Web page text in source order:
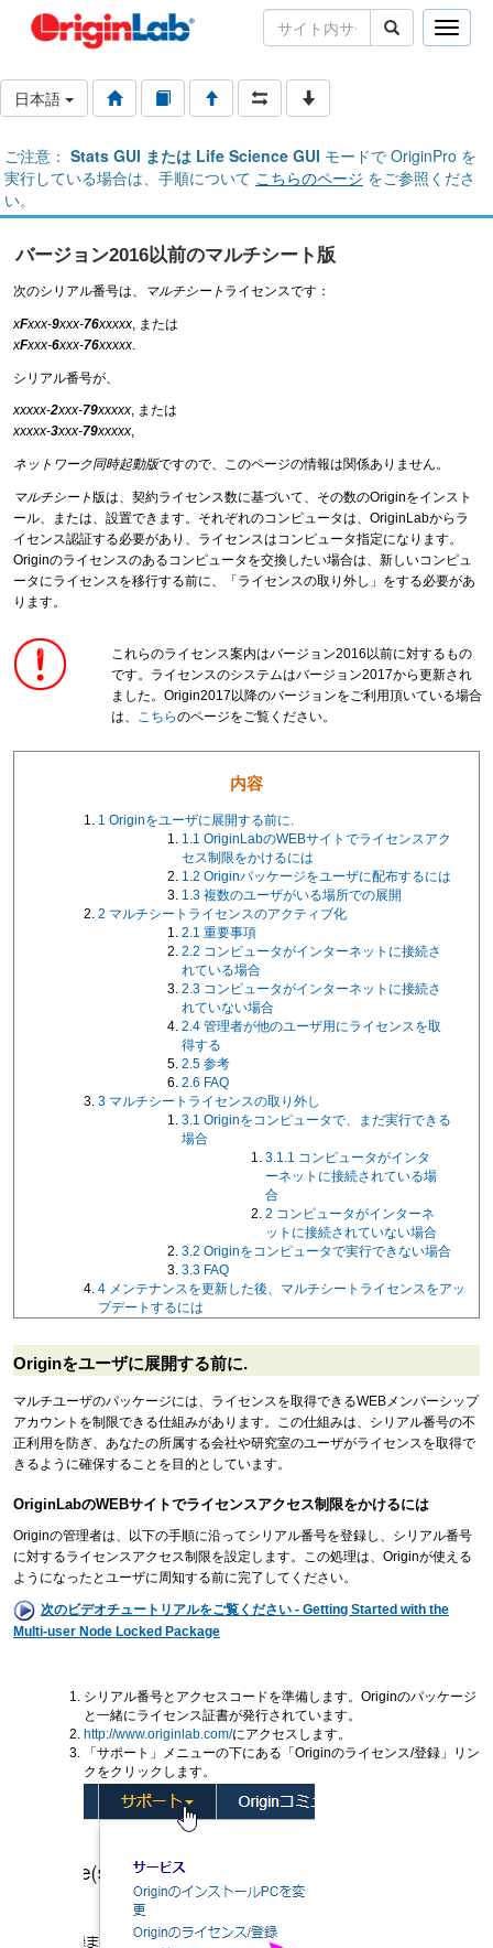
Toggle
日本語
ご注意： Stats GUI または Life Science GUI モードで OriginPro を
実行している場合は、手順について こちらのページ をご参照くださ
い。
バージョン2016以前のマルチシート版
次のシリアル番号は、 マルチシート ライセンスです：
xFxxx-9xxx-76xxxxx, または
xFxxx-6xxx-76xxxxx.
シリアル番号が、
xxxxx-2xxx-79xxxxx, または
xxxxx-3xxx-79xxxxx,
ネットワーク同時起動版ですので、このページの情報は関係ありません。
マルチシート 版は、契約ライセンス数に基づいて、その数のOriginをインスト
ール、または、設置できます。それぞれのコンピュータは、OriginLabからラ
イセンス認証する必要があり、ライセンスはコンピュータ指定になります。
Originのライセンスのあるコンピュータを交換したい場合は、新しいコンピュ
ータにライセンスを移行する前に、「ライセンスの取り外し」をする必要があ
ります。
これらのライセンス案内はバージョン2016以前に対するもの
です。ライセンスのシステムはバージョン2017から更新され
ました。Origin2017以降のバージョンをご利用頂いている場合
は、 こちらのページをご覧ください。
内容
1 Originをユーザに展開する前に.
1.1 OriginLabのWEBサイトでライセンスアク
セス制限をかけるには
1.2 Originパッケージをユーザに配布するには
1.3 複数のユーザがいる場所での展開
2 マルチシートライセンスのアクティブ化
2.1 重要事項
2.2 コンピュータがインターネットに接続さ
れている場合
2.3 コンピュータがインターネットに接続さ
れていない場合
2.4 管理者が他のユーザ用にライセンスを取
得する
2.5 参考
2.6 FAQ
3 マルチシートライセンスの取り外し
3.1 Originをコンピュータで、まだ実行できる
場合
3.1.1 コンピュータがインタ
ーネットに接続されている場
合
2 コンピュータがインターネ
ットに接続されていない場合
3.2 Originをコンピュータで実行できない場合
3.3 FAQ
4 メンテナンスを更新した後、マルチシートライセンスをアッ
プデートするには
Originをユーザに展開する前に.
マルチユーザのパッケージには、ライセンスを取得できるWEBメンバーシップ
アカウントを制限できる仕組みがあります。この仕組みは、シリアル番号の不
正利用を防ぎ、あなたの所属する会社や研究室のユーザがライセンスを取得で
きるように確保することを目的としています。
OriginLabのWEBサイトでライセンスアクセス制限をかけるには
Originの管理者は、以下の手順に沿ってシリアル番号を登録し、シリアル番号
に対するライセンスアクセス制限を設定します。この処理は、Originが使える
ようになったとユーザに周知する前に完了してください。
次のビデオチュートリアルをご覧ください - Getting Started with the
Multi-user Node Locked Package
シリアル番号とアクセスコードを準備します。Originのパッケージ
と一緒にライセンス証書が発行されています。
http://www.originlab.com/にアクセスします。
「サポート」メニューの下にある「Originのライセンス/登録」リン
クをクリックします。